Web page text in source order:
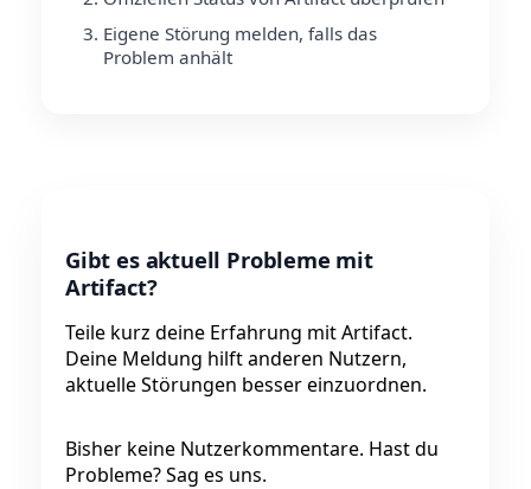
Eigene Störung melden, falls das
Problem anhält
Gibt es aktuell Probleme mit
Artifact?
Teile kurz deine Erfahrung mit Artifact.
Deine Meldung hilft anderen Nutzern,
aktuelle Störungen besser einzuordnen.
Bisher keine Nutzerkommentare. Hast du
Probleme? Sag es uns.